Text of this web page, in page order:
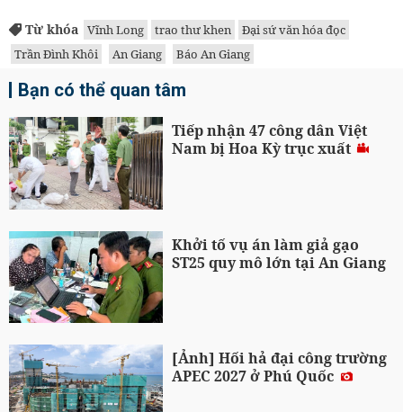
Từ khóa Vĩnh Long trao thư khen
Đại sứ văn hóa đọc
Trần Đình Khôi
An Giang Báo An Giang
Bạn có thể quan tâm
Tiếp nhận 47 công dân Việt
Nam bị Hoa Kỳ trục xuất
Khởi tố vụ án làm giả gạo
ST25 quy mô lớn tại An Giang
[Ảnh] Hối hả đại công trường
APEC 2027 ở Phú Quốc